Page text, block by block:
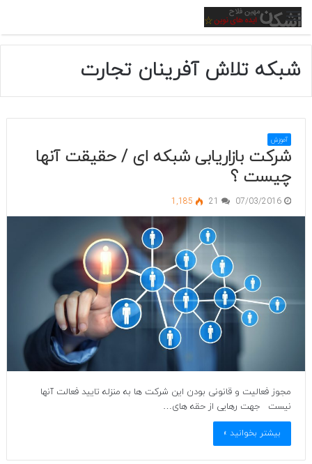
منو
شبکه تلاش آفرینان تجارت
آموزش
شرکت بازاریابی شبکه ای / حقیقت آنها
چیست ؟
07/03/2016
21
1,185
مجوز فعالیت و قانونی بودن این شرکت ها به منزله تایید فعالت آنها
نیست جهت رهایی از حقه های…
بیشتر بخوانید »